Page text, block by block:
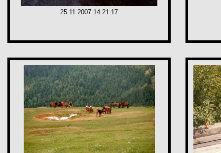
25.11.2007 14:21:17